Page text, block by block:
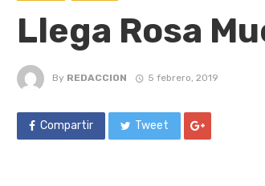
Llega Rosa
By REDACCION 5 febrero, 2019
Compartir Tweet